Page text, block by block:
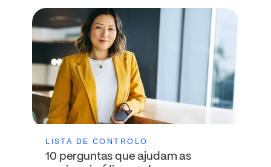
LISTA DE CONTROLO
10 perguntas que ajudam as